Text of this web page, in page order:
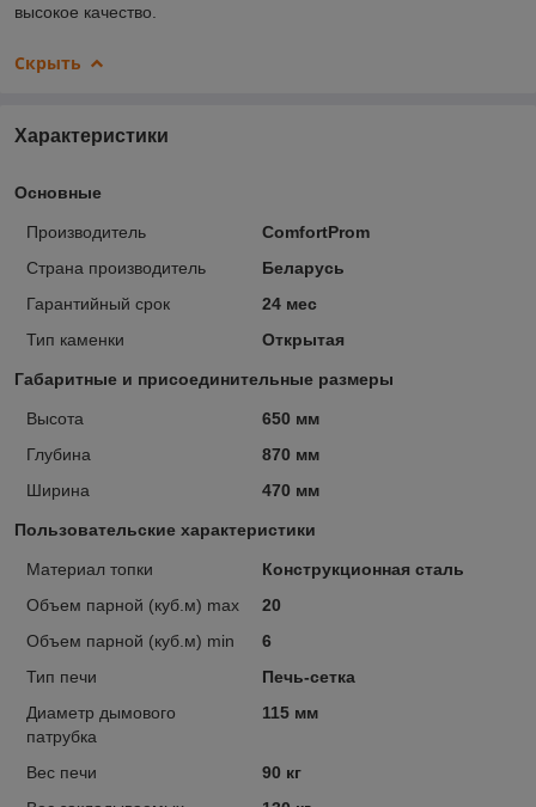
высокое качество.
Скрыть
Характеристики
Основные
Производитель
ComfortProm
Страна производитель
Беларусь
Гарантийный срок
24 мес
Тип каменки
Открытая
Габаритные и присоединительные размеры
Высота
650 мм
Глубина
870 мм
Ширина
470 мм
Пользовательские характеристики
Материал топки
Конструкционная сталь
Объем парной (куб.м) max
20
Объем парной (куб.м) min
6
Тип печи
Печь-сетка
Диаметр дымового
патрубка
115 мм
Вес печи
90 кг